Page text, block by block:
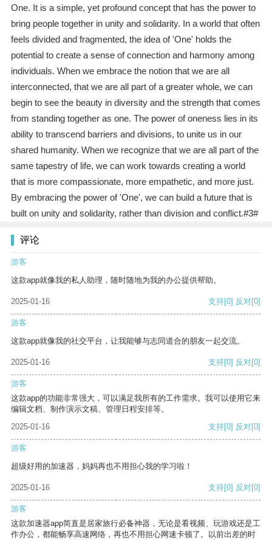
One. It is a simple, yet profound concept that has the power to
bring people together in unity and solidarity. In a world that often
feels divided and fragmented, the idea of 'One' holds the
potential to create a sense of connection and harmony among
individuals. When we embrace the notion that we are all
interconnected, that we are all part of a greater whole, we can
begin to see the beauty in diversity and the strength that comes
from standing together as one. The power of oneness lies in its
ability to transcend barriers and divisions, to unite us in our
shared humanity. When we recognize that we are all part of the
same tapestry of life, we can work towards creating a world
that is more compassionate, more empathetic, and more just.
By embracing the power of 'One', we can build a future that is
built on unity and solidarity, rather than division and conflict.#3#
评论
游客
这款app就像我的私人助理，随时随地为我的办公提供帮助。
2025-01-16 支持[0] 反对[0]
游客
这款app就像我的社交平台，让我能够与志同道合的朋友一起交流。
2025-01-16 支持[0] 反对[0]
游客
这款app的功能非常强大，可以满足我所有的工作需求。我可以使用它来
编辑文档、制作演示文稿、管理日程安排等。
2025-01-16
支持[0] 反对[0]
游客
超级好用的加速器，妈妈再也不用担心我的学习啦！
2025-01-16 支持[0] 反对[0]
游客
这款加速器app简直是居家旅行必备神器，无论是看视频、玩游戏还是工
作办公，都能畅享高速网络，再也不用担心网速卡顿了。以前出差的时